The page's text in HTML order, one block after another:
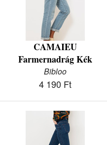
CAMAIEU
Farmernadrág Kék
Bibloo
4 190 Ft